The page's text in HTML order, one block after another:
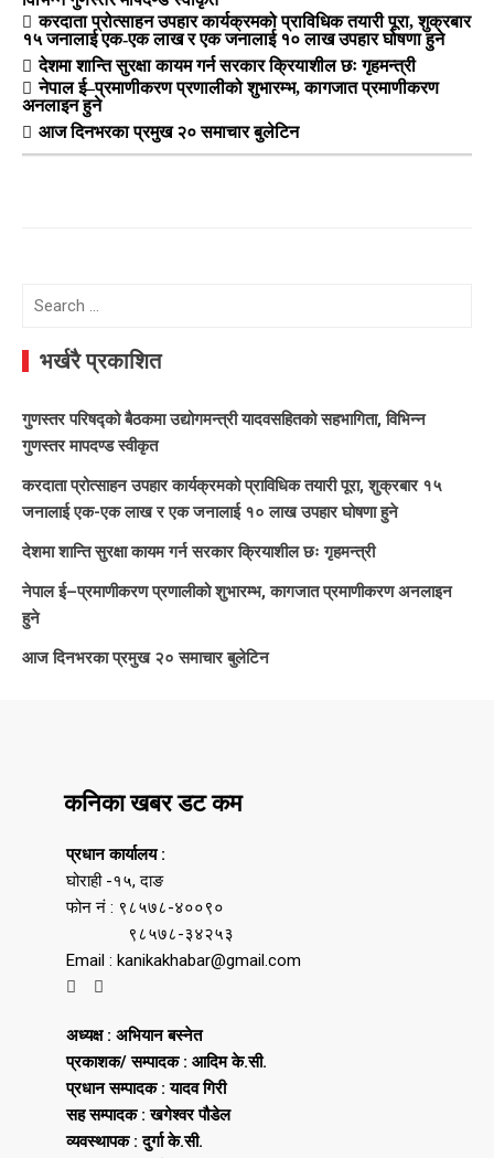
करदाता प्रोत्साहन उपहार कार्यक्रमको प्राविधिक तयारी पूरा, शुक्रबार
१५ जनालाई एक-एक लाख र एक जनालाई १० लाख उपहार घोषणा हुने
देशमा शान्ति सुरक्षा कायम गर्न सरकार क्रियाशील छः गृहमन्त्री
नेपाल ई–प्रमाणीकरण प्रणालीको शुभारम्भ, कागजात प्रमाणीकरण
अनलाइन हुने
आज दिनभरका प्रमुख २० समाचार बुलेटिन
Search
भर्खरै प्रकाशित
गुणस्तर परिषद्को बैठकमा उद्योगमन्त्री यादवसहितको सहभागिता, विभिन्न
गुणस्तर मापदण्ड स्वीकृत
करदाता प्रोत्साहन उपहार कार्यक्रमको प्राविधिक तयारी पूरा, शुक्रबार १५
जनालाई एक-एक लाख र एक जनालाई १० लाख उपहार घोषणा हुने
देशमा शान्ति सुरक्षा कायम गर्न सरकार क्रियाशील छः गृहमन्त्री
नेपाल ई–प्रमाणीकरण प्रणालीको शुभारम्भ, कागजात प्रमाणीकरण अनलाइन
हुने
आज दिनभरका प्रमुख २० समाचार बुलेटिन
कनिका खबर डट कम
प्रधान कार्यालय :
घोराही -१५, दाङ
फोन नं : ९८५७८-४००९०
९८५७८-३४२५३
Email : kanikakhabar@gmail.com
अध्यक्ष : अभियान बस्नेत
प्रकाशक/ सम्पादक : आदिम के.सी.
प्रधान सम्पादक : यादव गिरी
सह सम्पादक : खगेश्वर पौडेल
व्यवस्थापक : दुर्गा के.सी.